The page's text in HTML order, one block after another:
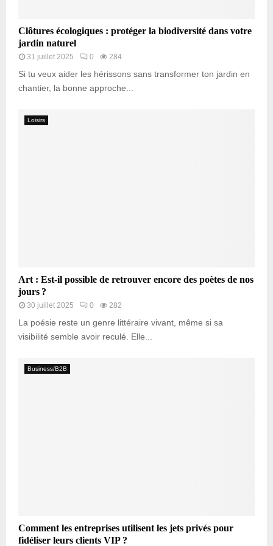
Clôtures écologiques : protéger la biodiversité dans votre
jardin naturel
31 juillet 2025 0 284
Si tu veux aider les hérissons sans transformer ton jardin en
chantier, la bonne approche...
Loisirs
Art : Est-il possible de retrouver encore des poètes de nos
jours ?
30 juillet 2025 0 282
La poésie reste un genre littéraire vivant, même si sa
visibilité semble avoir reculé. Elle...
Business/B2B
Comment les entreprises utilisent les jets privés pour
fidéliser leurs clients VIP ?